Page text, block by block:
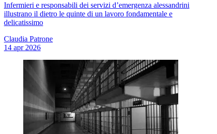
Infermieri e responsabili dei servizi d’emergenza alessandrini
illustrano il dietro le quinte di un lavoro fondamentale e
delicatissimo
Claudia Patrone
14 apr 2026